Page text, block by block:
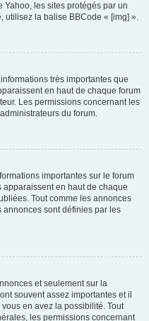
les sites protégés par un
utilisez la balise BBCode « [img] ».
très importantes que
en haut de chaque forum
Les permissions concernant les
du forum.
importantes sur le forum
en haut de chaque
Tout comme les annonces
sont définies par les
et seulement sur la
souvent assez importantes et il
en avez la possibilité. Tout
les permissions concernant